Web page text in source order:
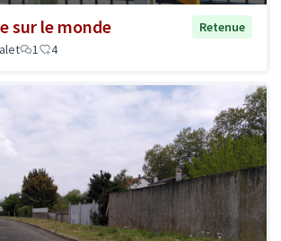
sur le monde
Retenue
1 4